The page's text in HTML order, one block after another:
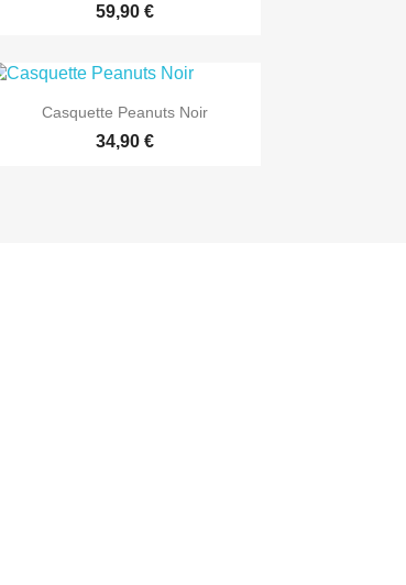
59,90 €
 Aperçu rapide
Casquette Peanuts Noir
34,90 €